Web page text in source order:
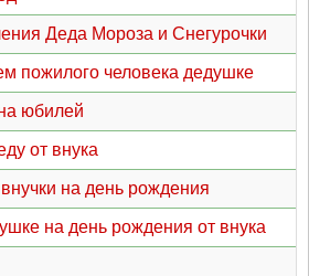
Деда Мороза и Снегурочки
пожилого человека дедушке
юбилей
от внука
на день рождения
на день рождения от внука